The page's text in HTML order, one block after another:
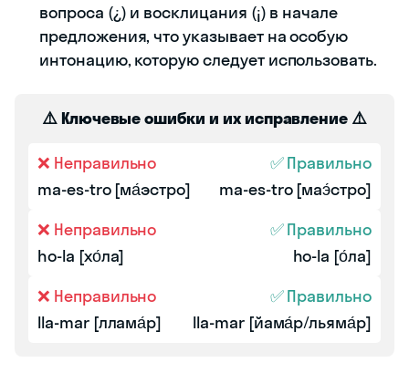
вопроса (¿) и восклицания (¡) в начале
предложения, что указывает на особую
интонацию, которую следует использовать.
⚠️ Ключевые ошибки и их исправление ⚠️
❌ Неправильно
✅ Правильно
ma-es-tro [ма́эстро]
ma-es-tro [маэ́стро]
❌ Неправильно
✅ Правильно
ho-la [хо́ла]
ho-la [о́ла]
❌ Неправильно
✅ Правильно
lla-mar [ллама́р]
lla-mar [йама́р/льяма́р]